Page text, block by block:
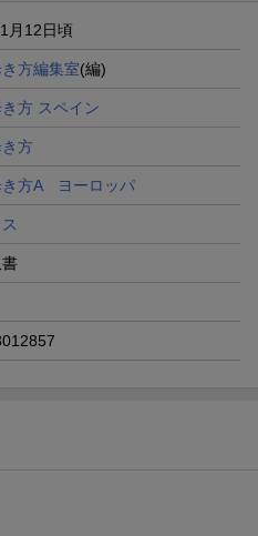
月12日頃
方編集室(編)
方 スペイン
方
き方A ヨーロッパ